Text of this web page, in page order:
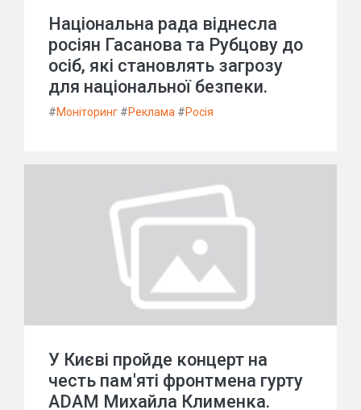
Національна рада віднесла
росіян Гасанова та Рубцову до
осіб, які становлять загрозу
для національної безпеки.
#Моніторинг #Реклама #Росія
У Києві пройде концерт на
честь пам'яті фронтмена гурту
ADAM Михайла Клименка.